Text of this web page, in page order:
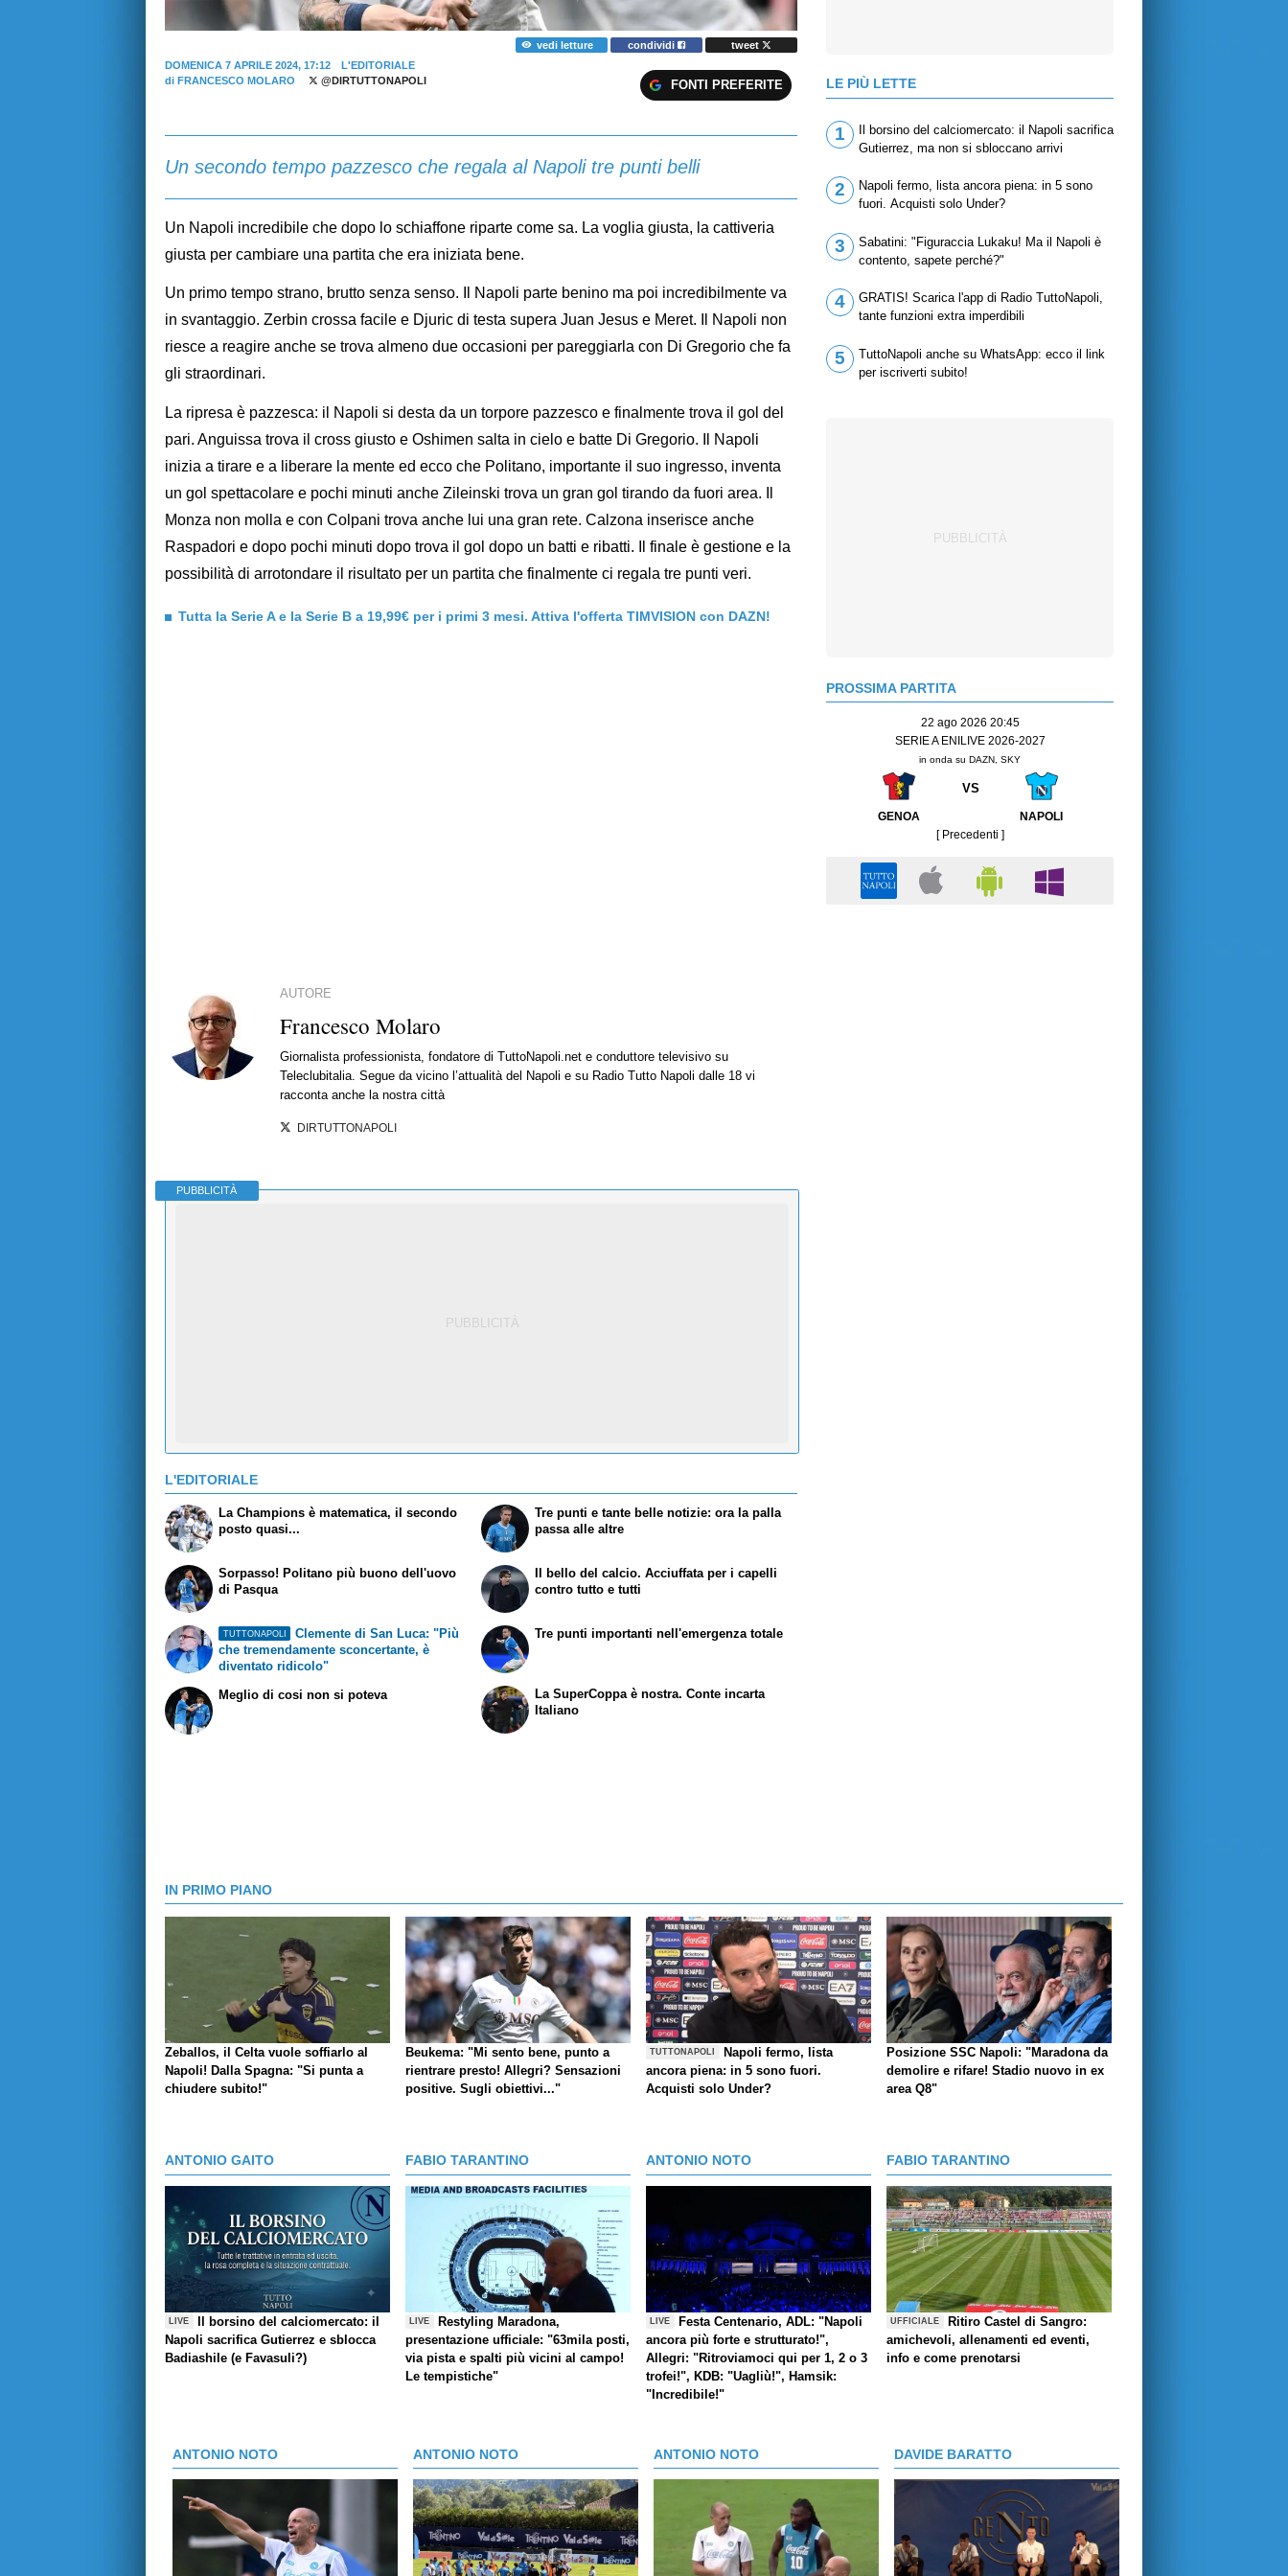
vedi letture condividi
tweet
DOMENICA 7 APRILE 2024, 17:12
L'EDITORIALE
di FRANCESCO MOLARO @DIRTUTTONAPOLI FONTI PREFERITE
Un secondo tempo pazzesco che regala al Napoli tre punti belli
Un Napoli incredibile che dopo lo schiaffone riparte come sa. La voglia giusta, la cattiveria
giusta per cambiare una partita che era iniziata bene.
Un primo tempo strano, brutto senza senso. Il Napoli parte benino ma poi incredibilmente va
in svantaggio. Zerbin crossa facile e Djuric di testa supera Juan Jesus e Meret. Il Napoli non
riesce a reagire anche se trova almeno due occasioni per pareggiarla con Di Gregorio che fa
gli straordinari.
La ripresa è pazzesca: il Napoli si desta da un torpore pazzesco e finalmente trova il gol del
pari. Anguissa trova il cross giusto e Oshimen salta in cielo e batte Di Gregorio. Il Napoli
inizia a tirare e a liberare la mente ed ecco che Politano, importante il suo ingresso, inventa
un gol spettacolare e pochi minuti anche Zileinski trova un gran gol tirando da fuori area. Il
Monza non molla e con Colpani trova anche lui una gran rete. Calzona inserisce anche
Raspadori e dopo pochi minuti dopo trova il gol dopo un batti e ribatti. Il finale è gestione e la
possibilità di arrotondare il risultato per un partita che finalmente ci regala tre punti veri.
Tutta la Serie A e la Serie B a 19,99€ per i primi 3 mesi. Attiva l'offerta TIMVISION con DAZN!
AUTORE
Francesco Molaro
Giornalista professionista, fondatore di TuttoNapoli.net e conduttore televisivo su
Teleclubitalia. Segue da vicino l’attualità del Napoli e su Radio Tutto Napoli dalle 18 vi
racconta anche la nostra città
DIRTUTTONAPOLI
PUBBLICITÀ
L'EDITORIALE
La Champions è matematica, il secondo
posto quasi...
Sorpasso! Politano più buono dell'uovo
di Pasqua
Tre punti e tante belle notizie: ora la palla
passa alle altre
Il bello del calcio. Acciuffata per i capelli
contro tutto e tutti
TUTTONAPOLI
Clemente di San Luca: "Più
che tremendamente sconcertante, è
diventato ridicolo"
Meglio di cosi non si poteva
Tre punti importanti nell'emergenza totale
La SuperCoppa è nostra. Conte incarta
Italiano
LE PIÙ LETTE
1
Il borsino del calciomercato: il Napoli sacrifica
Gutierrez, ma non si sbloccano arrivi
2
Napoli fermo, lista ancora piena: in 5 sono
fuori. Acquisti solo Under?
3
Sabatini: "Figuraccia Lukaku! Ma il Napoli è
contento, sapete perché?"
4
GRATIS! Scarica l'app di Radio TuttoNapoli,
tante funzioni extra imperdibili
5
TuttoNapoli anche su WhatsApp: ecco il link
per iscriverti subito!
PROSSIMA PARTITA
22 ago 2026 20:45
SERIE A ENILIVE 2026-2027
in onda su DAZN, SKY
VS
GENOA
NAPOLI
[ Precedenti ]
IN PRIMO PIANO
Zeballos, il Celta vuole soffiarlo al
Napoli! Dalla Spagna: "Si punta a
chiudere subito!"
Beukema: "Mi sento bene, punto a
rientrare presto! Allegri? Sensazioni
positive. Sugli obiettivi..."
TUTTONAPOLI
Napoli fermo, lista
ancora piena: in 5 sono fuori.
Acquisti solo Under?
Posizione SSC Napoli: "Maradona da
demolire e rifare! Stadio nuovo in ex
area Q8"
ANTONIO GAITO
LIVE
Il borsino del calciomercato: il
Napoli sacrifica Gutierrez e sblocca
Badiashile (e Favasuli?)
FABIO TARANTINO
LIVE
Restyling Maradona,
presentazione ufficiale: "63mila posti,
via pista e spalti più vicini al campo!
Le tempistiche"
ANTONIO NOTO
LIVE
Festa Centenario, ADL: "Napoli
ancora più forte e strutturato!",
Allegri: "Ritroviamoci qui per 1, 2 o 3
trofei!", KDB: "Uagliù!", Hamsik:
"Incredibile!"
FABIO TARANTINO
UFFICIALE
Ritiro Castel di Sangro:
amichevoli, allenamenti ed eventi,
info e come prenotarsi
ANTONIO NOTO ANTONIO NOTO ANTONIO NOTO DAVIDE BARATTO